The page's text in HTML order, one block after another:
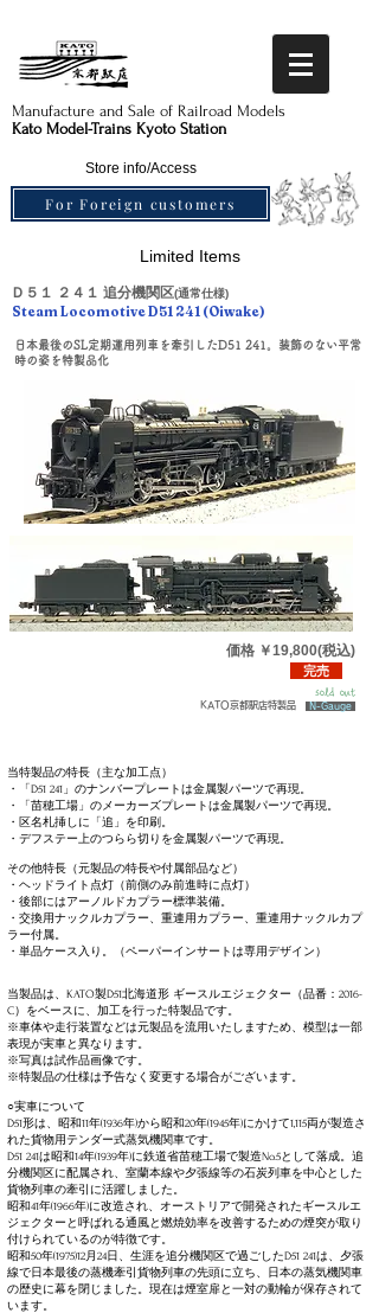
Manufacture and Sale of Railroad Models​
Kato Model-Trains Kyoto Station
Store info/Access
For Foreign customers
Limited Items
Ｄ５１ ２４１ 追分機関区(通常仕様)
Steam Locomotive D51 241 (Oiwake)
日本最後のSL定期運用列車を牽引したD51 241。装飾のない平常
時の姿を特製品化
価格 ￥19,800(税込)
完売
sold out
KATO京都駅店特製品 N-Gauge
当特製品の特長（主な加工点）
・「D51 241」のナンバープレートは金属製パーツで再現。​
・「苗穂工場」のメーカーズプレートは金属製パーツで再現。
・区名札挿しに「追」を印刷。
・デフステー上のつらら切りを金属製パーツで再現。
その他特長（元製品の特長や付属部品など）
・ヘッドライト点灯（前側のみ前進時に点灯）
・後部にはアーノルドカプラー標準装備。
・交換用ナックルカプラー、重連用カプラー、重連用ナックルカプ
ラー付属。
​・単品ケース入り。（ペーパーインサートは専用デザイン）
当製品は、KATO製D51北海道形 ギースルエジェクター（品番：2016-
C）をベースに、加工を行った特製品です。
※車体​や走行装置などは元製品を流用いたしますため、模型は一部
表現が実車と異なります。​​​
※写真は試作品画像です。
※特製品の仕様は予告なく変更する場合がございます。
○実車について​​
D51形は、昭和11年(1936年)から昭和20年(1945年)にかけて1,115両が製造さ
れた貨物用テンダー式蒸気機関車です。
D51 241は昭和14年(1939年)に鉄道省苗穂工場で製造No.5として落成。追
分機関区に配属され、室蘭本線や夕張線等の石炭列車を中心とした
貨物列車の牽引に活躍しました。
昭和41年(1966年)に改造され、オーストリアで開発されたギースルエ
ジェクターと呼ばれる通風と燃焼効率を改善するための煙突が取り
付けられているのが特徴です。
昭和50年(1975)12月24日、生涯を追分機関区で過ごしたD51 241は、夕張
線で日本最後の蒸機牽引貨物列車の先頭に立ち、日本の蒸気機関車
の歴史に幕を閉じました。現在は煙室扉と一対の動輪が保存されて
います。